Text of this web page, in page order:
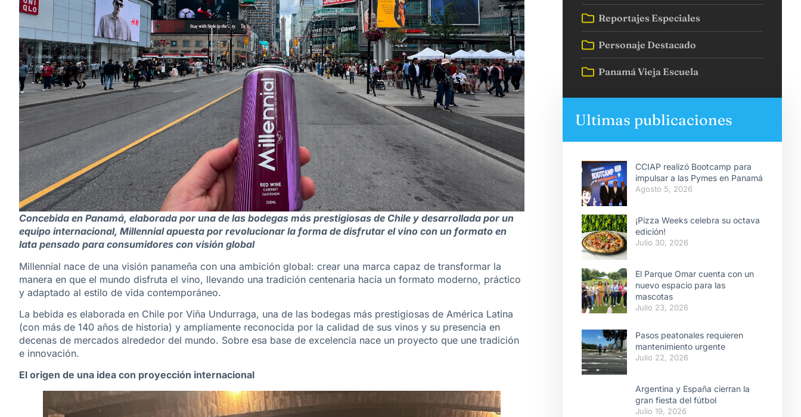
Concebida en Panamá, elaborada por una de las bodegas más prestigiosas de Chile y desarrollada por un
equipo internacional, Millennial apuesta por revolucionar la forma de disfrutar el vino con un formato en
lata pensado para consumidores con visión global
Millennial nace de una visión panameña con una ambición global: crear una marca capaz de transformar la
manera en que el mundo disfruta el vino, llevando una tradición centenaria hacia un formato moderno, práctico
y adaptado al estilo de vida contemporáneo.
La bebida es elaborada en Chile por Viña Undurraga, una de las bodegas más prestigiosas de América Latina
(con más de 140 años de historia) y ampliamente reconocida por la calidad de sus vinos y su presencia en
decenas de mercados alrededor del mundo. Sobre esa base de excelencia nace un proyecto que une tradición
e innovación.
El origen de una idea con proyección internacional
Reportajes Especiales
Personaje Destacado
Panamá Vieja Escuela
Ultimas publicaciones
CCIAP realizó Bootcamp para
impulsar a las Pymes en Panamá
Agosto 5, 2026
¡Pizza Weeks celebra su octava
edición!
Julio 30, 2026
El Parque Omar cuenta con un
nuevo espacio para las
mascotas
Julio 23, 2026
Pasos peatonales requieren
mantenimiento urgente
Julio 22, 2026
Argentina y España cierran la
gran fiesta del fútbol
Julio 19, 2026